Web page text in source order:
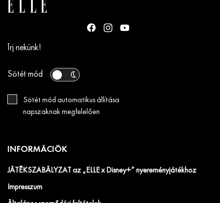
Írj nekünk!
Sötét mód
Sötét mód automatikus állítása
napszaknak megfelelően
INFORMÁCIÓK
JÁTÉKSZABÁLYZAT az „ELLE x Disney+” nyereményjátékhoz
Impresszum